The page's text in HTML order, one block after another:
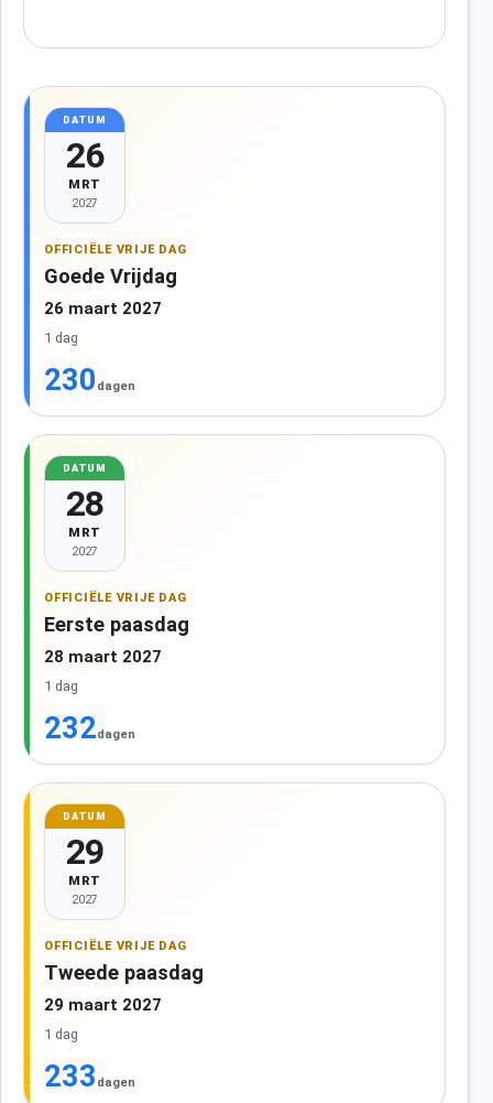
DATUM
26
MRT
2027
OFFICIËLE VRIJE DAG
Goede Vrijdag
26 maart 2027
1 dag
230 dagen
DATUM
28
MRT
2027
OFFICIËLE VRIJE DAG
Eerste paasdag
28 maart 2027
1 dag
232dagen
DATUM
29
MRT
2027
OFFICIËLE VRIJE DAG
Tweede paasdag
29 maart 2027
1 dag
233 dagen